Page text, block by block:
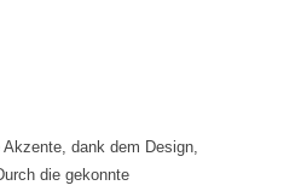
dank dem Design,
die gekonnte